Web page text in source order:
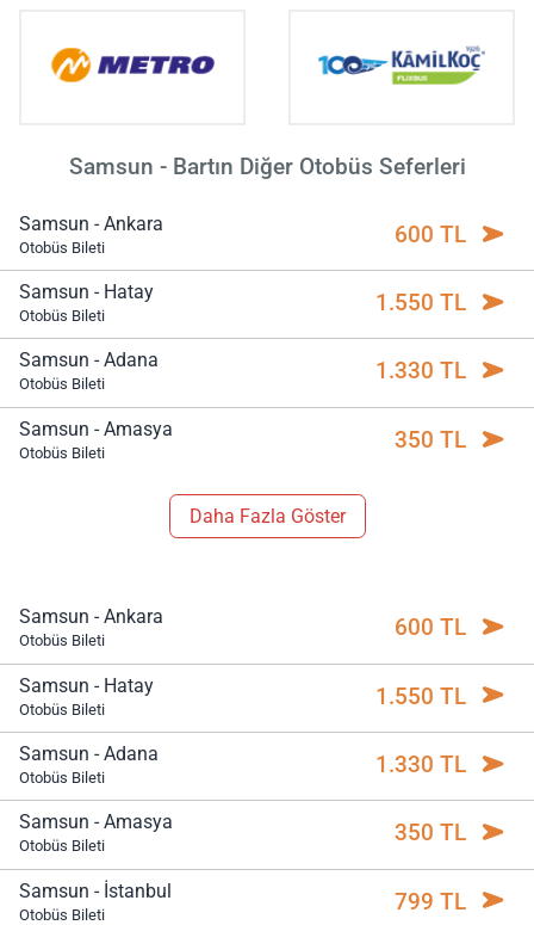
Samsun - Bartın Diğer Otobüs Seferleri
Samsun - Ankara
Otobüs Bileti 600 TL
Samsun - Hatay
Otobüs Bileti 1.550 TL
Samsun - Adana
Otobüs Bileti 1.330 TL
Samsun - Amasya
Otobüs Bileti 350 TL
Daha Fazla Göster
Samsun - Ankara
Otobüs Bileti 600 TL
Samsun - Hatay
Otobüs Bileti 1.550 TL
Samsun - Adana
Otobüs Bileti 1.330 TL
Samsun - Amasya
Otobüs Bileti 350 TL
Samsun - İstanbul
Otobüs Bileti 799 TL